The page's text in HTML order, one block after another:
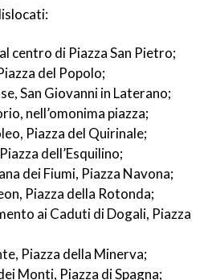
centro di Piazza San Pietro;
del Popolo;
San Giovanni in Laterano;
nell’omonima piazza;
Piazza del Quirinale;
dell’Esquilino;
dei Fiumi, Piazza Navona;
Piazza della Rotonda;
ai Caduti di Dogali, Piazza
Piazza della Minerva;
Monti, Piazza di Spagna;